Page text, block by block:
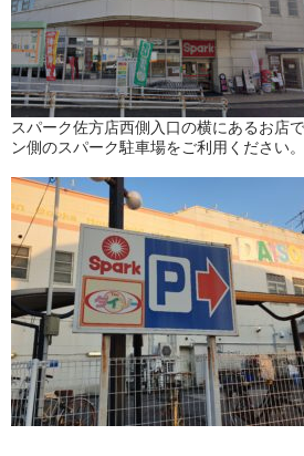
スパーク佐方店西側入口の横にあるお店
ン側のスパーク駐車場をご利用ください。